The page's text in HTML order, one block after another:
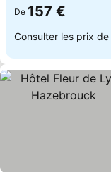
De 157 €
Consulter les prix de